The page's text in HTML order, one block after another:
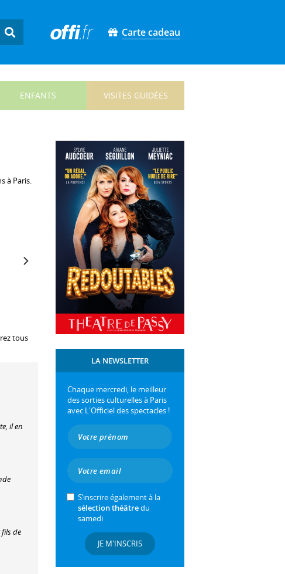
Carte cadeau
ENFANTS VISITES GUIDÉES
à Paris.
tous
il en
de
LA NEWSLETTER
Chaque mercredi, le meilleur
des sorties culturelles à Paris
avec L'Officiel des spectacles !
S’inscrire également à la
sélection théâtredu
samedi
JE M'INSCRIS